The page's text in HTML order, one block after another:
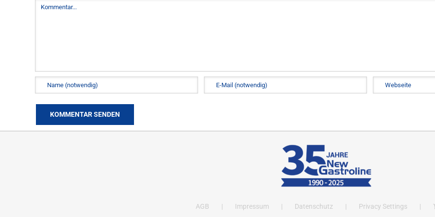
Kommentar
AGB Impressum Datenschutz Privacy Settings